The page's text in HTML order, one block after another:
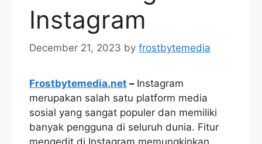
Instagram
December 21, 2023 by frostbytemedia
Frostbytemedia.net – Instagram
merupakan salah satu platform media
sosial yang sangat populer dan memiliki
banyak pengguna di seluruh dunia. Fitur